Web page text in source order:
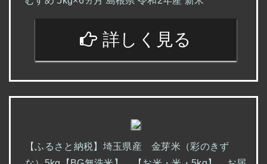
詳しく見る
【ふるさと納税】埼玉県産 金芽米（彩のきず